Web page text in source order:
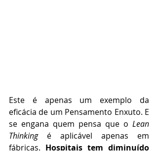
Este é apenas um exemplo da
eficácia de um Pensamento Enxuto. E
se engana quem pensa que o Lean
Thinking é aplicável apenas em
fábricas. Hospitais tem diminuído